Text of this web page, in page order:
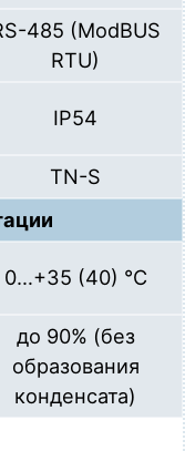
485 (ModBUS
RTU)
IP54
TN-S
0…+35 (40) °С
до 90% (без
образования
конденсата)